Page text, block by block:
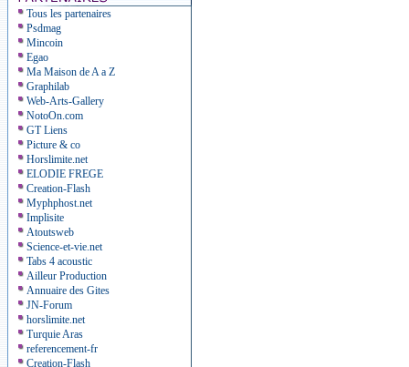
Tous les partenaires
Psdmag
Mincoin
Egao
Ma Maison de A a Z
Graphilab
Web-Arts-Gallery
NotoOn.com
GT Liens
Picture & co
Horslimite.net
ELODIE FREGE
Creation-Flash
Myphphost.net
Implisite
Atoutsweb
Science-et-vie.net
Tabs 4 acoustic
Ailleur Production
Annuaire des Gites
JN-Forum
horslimite.net
Turquie Aras
referencement-fr
Creation-Flash